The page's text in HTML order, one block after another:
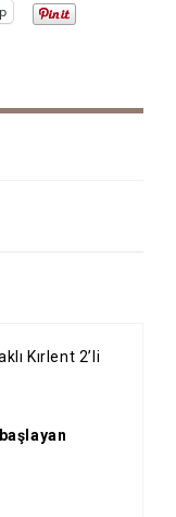
Kırlent 2’li